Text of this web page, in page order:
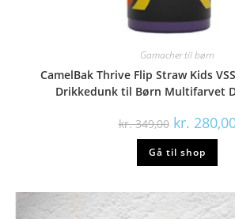
Gamacher til børn
CamelBak Thrive Flip Straw Kids
Drikkedunk til Børn Multifarvet
kr.349,00 Den
oprindelige
pris
var:
kr. 349,00.
kr.
Gå til shop